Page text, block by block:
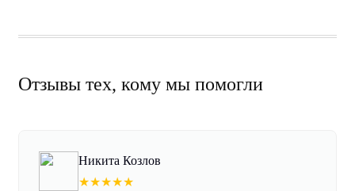
Отзывы тех, кому мы помогли
Никита Козлов
★★★★★